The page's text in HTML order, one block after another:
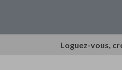
Loguez-vous,